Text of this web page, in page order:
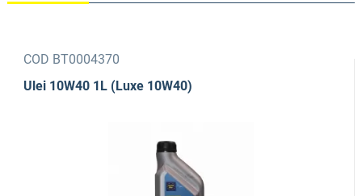
COD BT0004370
Ulei 10W40 1L (Luxe 10W40)